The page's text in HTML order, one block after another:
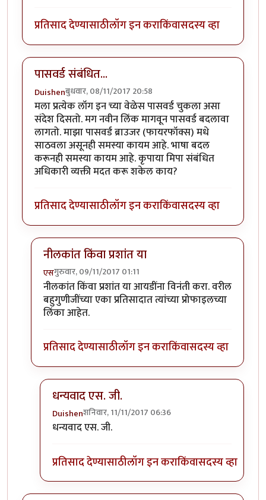
प्रतिसाद देण्यासाठीलॉग इन कराकिंवासदस्य व्हा
पासवर्ड संबंधित...
Duishenबुधवार, 08/11/2017 20:58
मला प्रत्येक लॉग इन च्या वेळेस पासवर्ड चुकला असा
संदेश दिसतो. मग नवीन लिंक मागवून पासवर्ड बदलावा
लागतो. माझा पासवर्ड ब्राउजर (फायरफॉक्स) मधे
साठवला असूनही समस्या कायम आहे. भाषा बदल
करूनही समस्या कायम आहे. कृपाया मिपा संबंधित
अधिकारी व्यक्ती मदत करू शकेल काय?
प्रतिसाद देण्यासाठीलॉग इन कराकिंवासदस्य व्हा
नीलकांत किंवा प्रशांत या
एसगुरुवार, 09/11/2017 01:11
In reply toपासवर्ड संबंधित...byDuishen
नीलकांत किंवा प्रशांत या आयडींना विनंती करा. वरील
बहुगुणीजींच्या एका प्रतिसादात त्यांच्या प्रोफाइलच्या
लिंका आहेत.
प्रतिसाद देण्यासाठीलॉग इन कराकिंवासदस्य व्हा
धन्यवाद एस. जी.
Duishenशनिवार, 11/11/2017 06:36
In reply toनीलकांत किंवा प्रशांत या
धन्यवाद एस. जी.
प्रतिसाद देण्यासाठीलॉग इन कराकिंवासदस्य व्हा